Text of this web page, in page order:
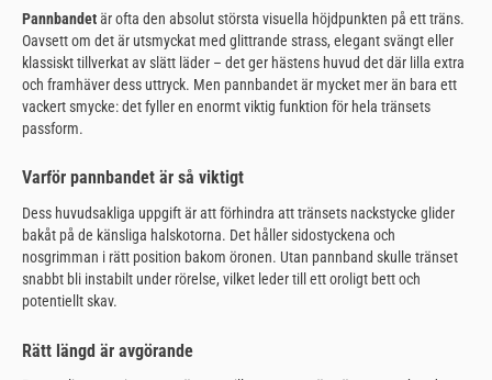
Pannbandetär ofta den absolut största visuella höjdpunkten på ett träns.
Oavsett om det är utsmyckat med glittrande strass, elegant svängt eller
klassiskt tillverkat av slätt läder – det ger hästens huvud det där lilla extra
och framhäver dess uttryck. Men pannbandet är mycket mer än bara ett
vackert smycke: det fyller en enormt viktig funktion för hela tränsets
passform.
Varför pannbandet är så viktigt
Dess huvudsakliga uppgift är att förhindra att tränsets nackstycke glider
bakåt på de känsliga halskotorna. Det håller sidostyckena och
nosgrimman i rätt position bakom öronen. Utan pannband skulle tränset
snabbt bli instabilt under rörelse, vilket leder till ett oroligt bett och
potentiellt skav.
Rätt längd är avgörande